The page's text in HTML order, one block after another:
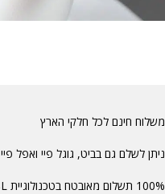
משלוח חינם לכל חלקי הארץ
ניתן לשלם גם בביט, גוגל פיי ואפל פיי
100% תשלום מאובטח בטכנולוגיית SSL